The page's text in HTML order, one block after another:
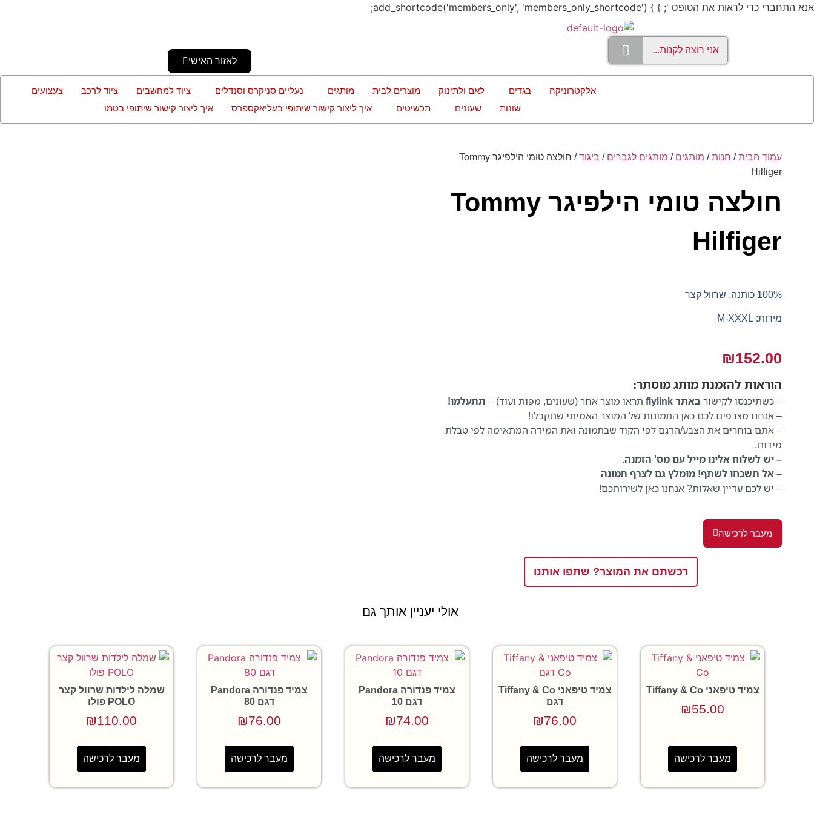
אנא התחברי כדי לראות את הטופס '; } } add_shortcode('members_only', 'members_only_shortcode');
לאזור האישי
אלקטרוניקה בגדים לאם ולתינוק מוצרים לבית מותגים נעליים סניקרס וסנדלים ציוד למחשבים ציוד לרכב
צעצועים
שונות
שעונים תכשיטים איך ליצור קישור שיתופי בעליאקספרס איך ליצור קישור שיתופי בטמו
עמוד הבית/ חנות/ מותגים / מותגים לגברים / ביגוד
/ חולצה טומי הילפיגר Tommy
Hilfiger
חולצה טומי הילפיגר Tommy
Hilfiger
100% כותנה, שרוול קצר
מידות: M-XXXL
₪152.00
הוראותלהזמנת מותג מוסתר:
– כשתיכנסו לקישור באתר flylink תראו מוצר אחר (שעונים, מפות ועוד) – תתעלמו!
– אנחנו מצרפים לכם כאן התמונות של המוצר האמיתי שתקבלו!
– אתם בוחרים את הצבע/הדגם לפי הקוד שבתמונה ואת המידה המתאימה לפי טבלת
מידות.
– יש לשלוח אלינו מייל עם מס' הזמנה.
– אל תשכחו לשתף! מומלץ גם לצרף תמונה
– יש לכם עדיין שאלות? אנחנו כאן לשירותכם!
מעבר לרכישה
רכשתם את המוצר? שתפו אותנו
אולי יעניין אותך גם
צמיד טיפאני Tiffany & Co
₪55.00
מעבר לרכישה
צמיד טיפאני Tiffany & Co
דגם
₪76.00
מעבר לרכישה
צמיד פנדורה Pandora
דגם 10
₪74.00
מעבר לרכישה
צמיד פנדורה Pandora
דגם 80
₪76.00
מעבר לרכישה
שמלה לילדות שרוול קצר
POLO פולו
₪110.00
מעבר לרכישה